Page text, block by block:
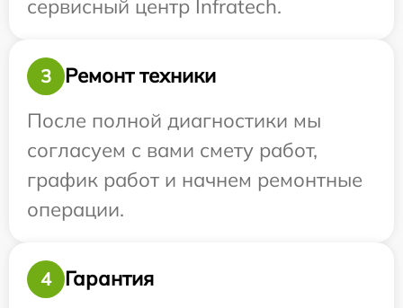
сервисный центр Infratech.
3
Ремонт техники
После полной диагностики мы
согласуем с вами смету работ,
график работ и начнем ремонтные
операции.
4
Гарантия